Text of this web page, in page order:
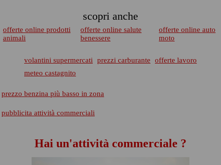
scopri anche
offerte online prodotti
animali
offerte online salute
benessere
offerte online auto
moto
volantini supermercati prezzi carburante
offerte lavoro
meteo castagnito
prezzo benzina più basso in zona
pubblicita attività commerciali
Hai un'attività commerciale ?